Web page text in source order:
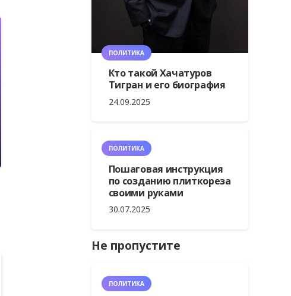
ПОЛИТИКА
Кто такой Хачатуров
Тигран и его биография
24.09.2025
ПОЛИТИКА
Пошаговая инструкция
по созданию плиткореза
своими руками
30.07.2025
Не пропустите
ПОЛИТИКА